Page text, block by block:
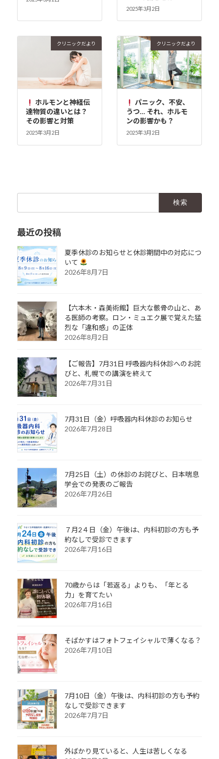
2025年3月2日
クリニックだより
ホルモンと神経伝
達物質の違いとは？
その影響と対策
2025年3月2日
クリニックだより
パニック、不安、
うつ… それ、ホルモ
ンの影響かも？
2025年3月2日
最近の投稿
夏季休診のお知らせと休診期間中の対応につ
いて
2026年8月7日
【六本木・森美術館】巨大な骸骨の山と、あ
る医師の考察。ロン・ミュエク展で覚えた猛
烈な「違和感」の正体
2026年8月2日
【ご報告】7月31日 呼吸器内科休診へのお詫
びと、札幌での講演を終えて
2026年7月31日
7月31日（金）呼吸器内科休診のお知らせ
2026年7月28日
7月25日（土）の休診のお詫びと、日本喘息
学会での発表のご報告
2026年7月26日
７月2４日（金）午後は、内科初診の方も予
約なしで受診できます
2026年7月16日
70歳からは「若返る」よりも、「年とる
力」を育てたい
2026年7月16日
そばかすはフォトフェイシャルで薄くなる？
2026年7月10日
7月10日（金）午後は、内科初診の方も予約
なしで受診できます
2026年7月7日
外ばかり見ていると、人生は苦しくなる